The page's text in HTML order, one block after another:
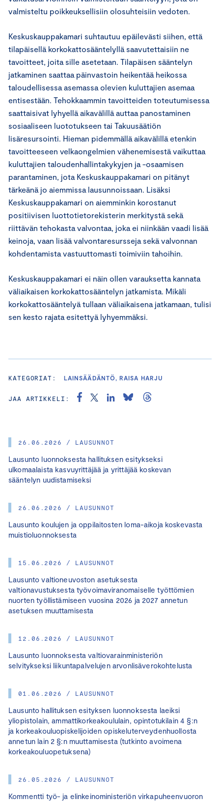
26.06.2026 / LAUSUNNOT
Lausunto luonnoksesta hallituksen esitykseksi
ulkomaalaista kasvuyrittäjää ja yrittäjää koskevan
sääntelyn uudistamiseksi
26.06.2026 / LAUSUNNOT
Lausunto koulujen ja oppilaitosten loma-aikoja koskevasta
muistioluonnoksesta
15.06.2026 / LAUSUNNOT
Lausunto valtioneuvoston asetuksesta
valtionavustuksesta työvoimaviranomaiselle työttömien
nuorten työllistämiseen vuosina 2026 ja 2027 annetun
asetuksen muuttamisesta
12.06.2026 / LAUSUNNOT
Lausunto luonnoksesta valtiovarainministeriön
selvitykseksi liikuntapalvelujen arvonlisäverokohtelusta
01.06.2026 / LAUSUNNOT
Lausunto hallituksen esityksen luonnoksesta laeiksi
yliopistolain, ammattikorkeakoululain, opintotukilain 4 §:n
ja korkeakouluopiskelijoiden opiskeluterveydenhuollosta
annetun lain 2 §:n muuttamisesta (tutkinto avoimena
korkeakouluopetuksena)
26.05.2026 / LAUSUNNOT
Kommentti työ- ja elinkeinoministeriön virkapuheenvuoron
valmisteltu poikkeuksellisiin olosuhteisiin vedoten.
Keskuskauppakamari suhtautuu epäilevästi siihen, että
tilapäisellä korkokattosääntelyllä saavutettaisiin ne
tavoitteet, joita sille asetetaan. Tilapäisen sääntelyn
jatkaminen saattaa päinvastoin heikentää heikossa
taloudellisessa asemassa olevien kuluttajien asemaa
entisestään. Tehokkaammin tavoitteiden toteutumisessa
saattaisivat lyhyellä aikavälillä auttaa panostaminen
sosiaaliseen luototukseen tai Takuusäätiön
lisäresursointi. Hieman pidemmällä aikavälillä etenkin
tavoitteeseen velkaongelmien vähenemisestä vaikuttaa
kuluttajien taloudenhallintakykyjen ja -osaamisen
parantaminen, jota Keskuskauppakamari on pitänyt
tärkeänä jo aiemmissa lausunnoissaan. Lisäksi
Keskuskauppakamari on aiemminkin korostanut
positiivisen luottotietorekisterin merkitystä sekä
riittävän tehokasta valvontaa, joka ei niinkään vaadi lisää
keinoja, vaan lisää valvontaresursseja sekä valvonnan
kohdentamista vastuuttomasti toimiviin tahoihin.
Keskuskauppakamari ei näin ollen varauksetta kannata
väliaikaisen korkokattosääntelyn jatkamista. Mikäli
korkokattosääntelyä tullaan väliaikaisena jatkamaan, tulisi
sen kesto rajata esitettyä lyhyemmäksi.
KATEGORIAT: LAINSÄÄDÄNTÖ, RAISA HARJU
JAA ARTIKKELI: